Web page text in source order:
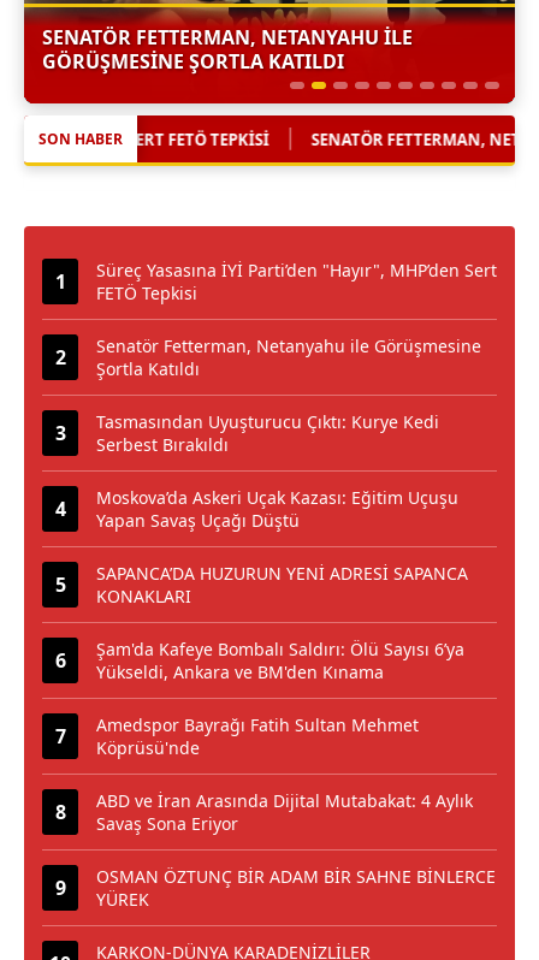
SENATÖR FETTERMAN, NETANYAHU ILE
GÖRÜŞMESINE ŞORTLA KATILDI
SON HABER
TEPKISI | SENATÖR FETTERMAN, NETANYAHU ILE
Süreç Yasasına İYİ Parti’den "Hayır", MHP’den Sert
FETÖ Tepkisi
Senatör Fetterman, Netanyahu ile Görüşmesine
Şortla Katıldı
Tasmasından Uyuşturucu Çıktı: Kurye Kedi
Serbest Bırakıldı
Moskova’da Askeri Uçak Kazası: Eğitim Uçuşu
Yapan Savaş Uçağı Düştü
SAPANCA’DA HUZURUN YENİ ADRESİ SAPANCA
KONAKLARI
Şam'da Kafeye Bombalı Saldırı: Ölü Sayısı 6’ya
Yükseldi, Ankara ve BM'den Kınama
Amedspor Bayrağı Fatih Sultan Mehmet
Köprüsü'nde
ABD ve İran Arasında Dijital Mutabakat: 4 Aylık
Savaş Sona Eriyor
OSMAN ÖZTUNÇ BİR ADAM BİR SAHNE BİNLERCE
YÜREK
KARKON-DÜNYA KARADENİZLİLER